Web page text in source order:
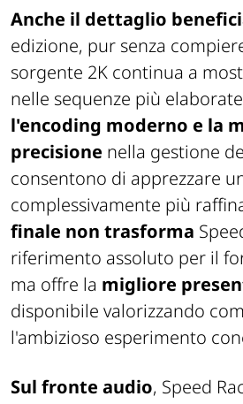
Anche il dettaglio
edizione, pur senza
sorgente 2K continua a
nelle sequenze più
l'encoding moderno e la
precisione nella gestione
consentono di apprezzare
complessivamente più
finale non trasforma
riferimento assoluto per il
ma offre la migliore
disponibile valorizzando
l'ambizioso esperimento
Sul fronte audio, Speed